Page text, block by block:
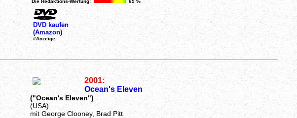
Die Redaktions-Wertung: 65 %
DVD kaufen
(Amazon)
#Anzeige
2001:
Ocean's Eleven
("Ocean's Eleven")
(USA)
mit George Clooney, Brad Pitt